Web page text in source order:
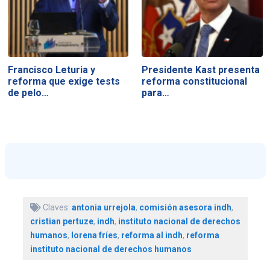
Francisco Leturia y
reforma que exige tests
de pelo…
Presidente Kast presenta
reforma constitucional
para…
Claves: antonia urrejola, comisión asesora indh,
cristian pertuze, indh, instituto nacional de derechos
humanos, lorena fríes, reforma al indh, reforma
instituto nacional de derechos humanos